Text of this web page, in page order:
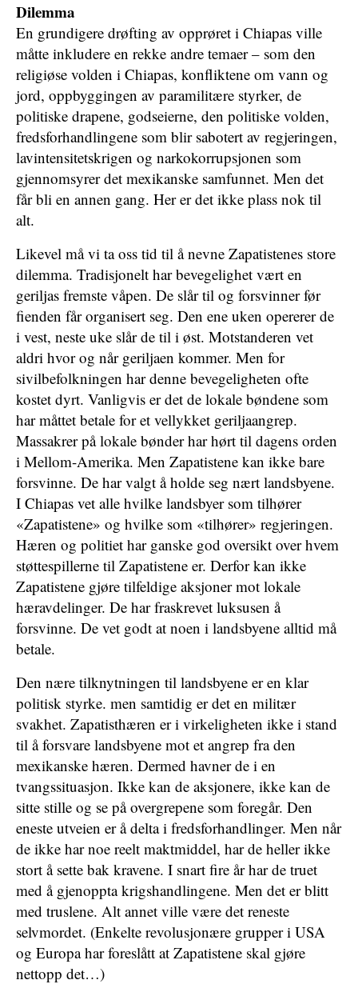
Dilemma
En grundigere drøfting av opprøret i Chiapas ville
måtte inkludere en rekke andre temaer – som den
religiøse volden i Chiapas, konfliktene om vann og
jord, oppbyggingen av paramilitære styrker, de
politiske drapene, godseierne, den politiske volden,
fredsforhandlingene som blir sabotert av regjeringen,
lavintensitetskrigen og narkokorrupsjonen som
gjennomsyrer det mexikanske samfunnet. Men det
får bli en annen gang. Her er det ikke plass nok til
alt.
Likevel må vi ta oss tid til å nevne Zapatistenes store
dilemma. Tradisjonelt har bevegelighet vært en
geriljas fremste våpen. De slår til og forsvinner før
fienden får organisert seg. Den ene uken opererer de
i vest, neste uke slår de til i øst. Motstanderen vet
aldri hvor og når geriljaen kommer. Men for
sivilbefolkningen har denne bevegeligheten ofte
kostet dyrt. Vanligvis er det de lokale bøndene som
har måttet betale for et vellykket geriljaangrep.
Massakrer på lokale bønder har hørt til dagens orden
i Mellom-Amerika. Men Zapatistene kan ikke bare
forsvinne. De har valgt å holde seg nært landsbyene.
I Chiapas vet alle hvilke landsbyer som tilhører
«Zapatistene» og hvilke som «tilhører» regjeringen.
Hæren og politiet har ganske god oversikt over hvem
støttespillerne til Zapatistene er. Derfor kan ikke
Zapatistene gjøre tilfeldige aksjoner mot lokale
hæravdelinger. De har fraskrevet luksusen å
forsvinne. De vet godt at noen i landsbyene alltid må
betale.
Den nære tilknytningen til landsbyene er en klar
politisk styrke. men samtidig er det en militær
svakhet. Zapatisthæren er i virkeligheten ikke i stand
til å forsvare landsbyene mot et angrep fra den
mexikanske hæren. Dermed havner de i en
tvangssituasjon. Ikke kan de aksjonere, ikke kan de
sitte stille og se på overgrepene som foregår. Den
eneste utveien er å delta i fredsforhandlinger. Men når
de ikke har noe reelt maktmiddel, har de heller ikke
stort å sette bak kravene. I snart fire år har de truet
med å gjenoppta krigshandlingene. Men det er blitt
med truslene. Alt annet ville være det reneste
selvmordet. (Enkelte revolusjonære grupper i USA
og Europa har foreslått at Zapatistene skal gjøre
nettopp det…)